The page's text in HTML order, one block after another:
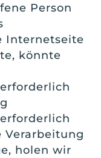
Person
Internetseite
könnte
Verarbeitung
holen wir